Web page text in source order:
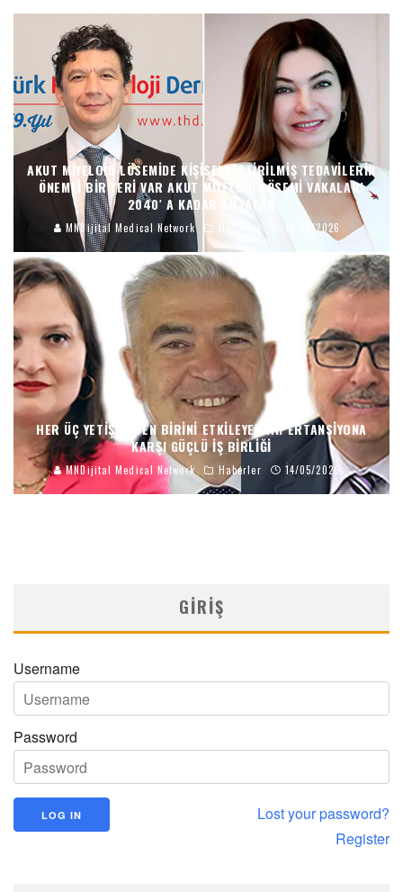
AKUT MIYELOID LÖSEMIDE KIŞISELLEŞTIRILMIŞ TEDAVILERIN
ÖNEMLI BIR YERI VAR AKUT MIYELOID LÖSEMI VAKALARI
2040′ A KADAR ARTACAK
MNDijital Medical Network Haberler 14/05/2026
HER ÜÇ YETIŞKINDEN BIRINI ETKILEYEN HIPERTANSIYONA
KARŞI GÜÇLÜ İŞ BIRLIĞI
MNDijital Medical Network Haberler 14/05/2026
GIRIŞ
Username
Password
Lost your password?
Register